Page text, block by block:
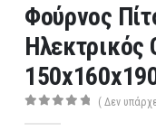
Φούρνος
Ηλεκτρικός
( Δεν